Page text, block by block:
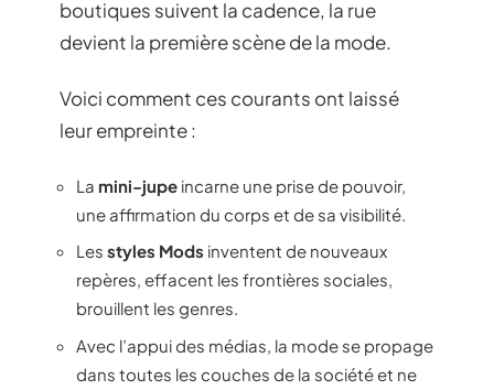
boutiques suivent la cadence, la rue
devient la première scène de la mode.
Voici comment ces courants ont laissé
leur empreinte :
La mini-jupe incarne une prise de pouvoir,
une affirmation du corps et de sa visibilité.
Les styles Mods inventent de nouveaux
repères, effacent les frontières sociales,
brouillent les genres.
Avec l’appui des médias, la mode se propage
dans toutes les couches de la société et ne